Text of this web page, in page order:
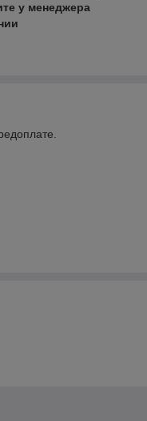
у менеджера